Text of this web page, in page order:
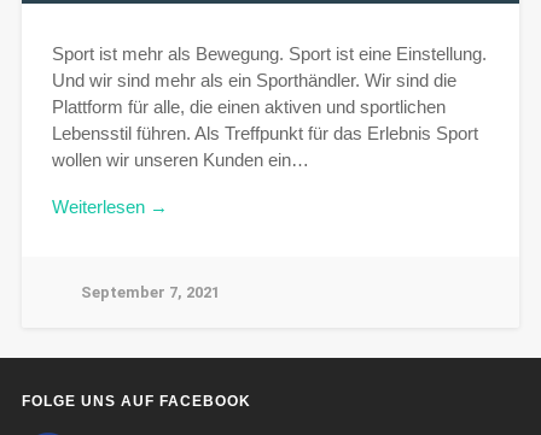
Sport ist mehr als Bewegung. Sport ist eine Einstellung.
Und wir sind mehr als ein Sporthändler. Wir sind die
Plattform für alle, die einen aktiven und sportlichen
Lebensstil führen. Als Treffpunkt für das Erlebnis Sport
wollen wir unseren Kunden ein…
Weiterlesen →
September 7, 2021
FOLGE UNS AUF FACEBOOK